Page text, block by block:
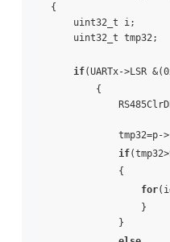
{
uint32_t i;
uint32_t tmp32;
if(UARTx->LSR
RS485ClrDE;
tmp32=p-
if
{
for
}
}